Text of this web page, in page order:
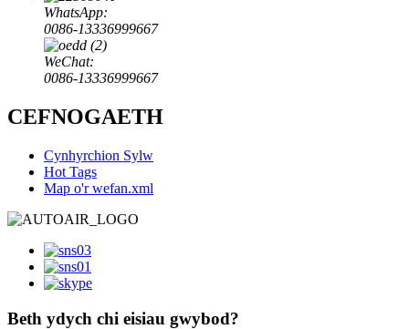
WhatsApp:
0086-13336999667
WeChat:
0086-13336999667
CEFNOGAETH
Cynhyrchion Sylw
Hot Tags
Map o'r wefan.xml
Beth ydych chi eisiau gwybod?